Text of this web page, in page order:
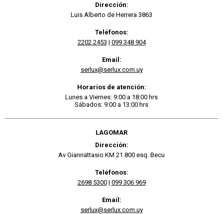
Dirección:
Luis Alberto de Herrera 3863
Teléfonos:
2202 2453 | 099 348 904
Email:
serlux@serlux.com.uy
Horarios de atención:
Lunes a Viernes: 9:00 a 18:00 hrs
Sábados: 9:00 a 13:00 hrs
LAGOMAR
Dirección:
Av Giannattasio KM 21.800 esq. Becu
Teléfonos:
2698 5300| 099 306 969
Email:
serlux@serlux.com.uy